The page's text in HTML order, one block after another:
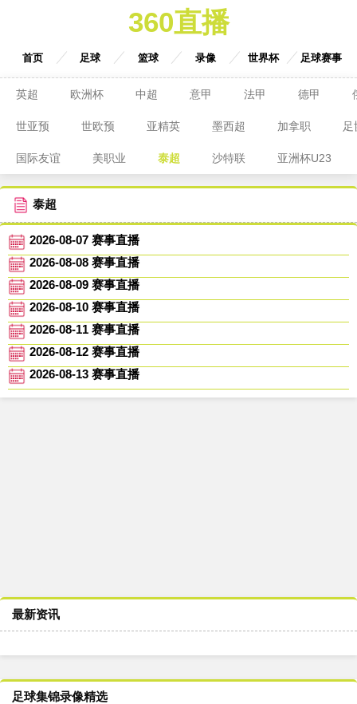
360直播
首页 足球 篮球 录像 世界杯 足球赛事
英超 欧洲杯 中超 意甲 法甲 德甲
世亚预 世欧预 亚精英 墨西超 加拿职 足
国际友谊 美职业 泰超 沙特联 亚洲杯U23
泰超
2026-08-07 赛事直播
2026-08-08 赛事直播
2026-08-09 赛事直播
2026-08-10 赛事直播
2026-08-11 赛事直播
2026-08-12 赛事直播
2026-08-13 赛事直播
最新资讯
足球集锦录像精选